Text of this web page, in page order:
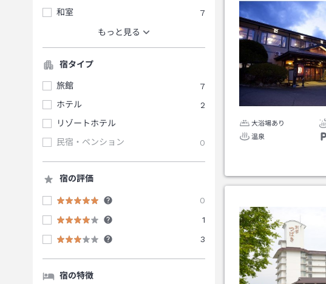
和室
7
もっと見る
宿タイプ
旅館
7
ホテル
2
リゾートホテル
民宿・ペンション
0
宿の評価
0
1
3
宿の特徴
大浴場あり
温泉